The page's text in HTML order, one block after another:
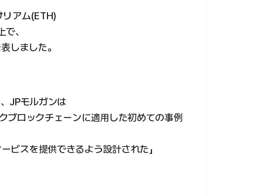
リアム(ETH)
、
しました。
JPモルガンは
ブロックチェーンに適用した初めての事例
ビスを提供できるよう設計された」